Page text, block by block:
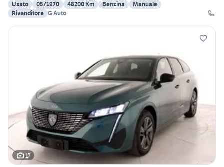
Usato
05/1970 48200 Km Benzina
Manuale
Rivenditore G Auto
17